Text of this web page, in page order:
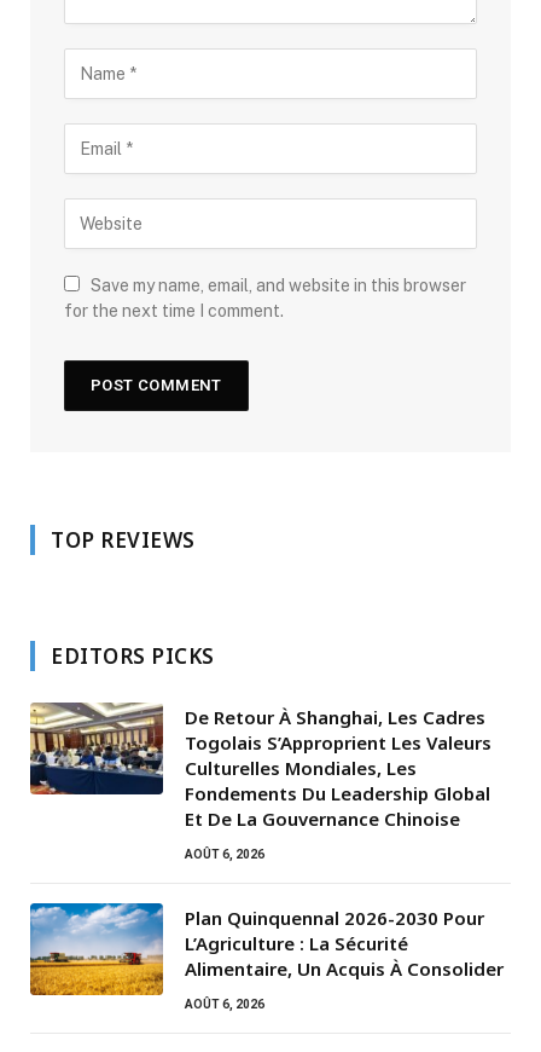
Save my name, email, and website in this browser
for the next time I comment.
TOP REVIEWS
EDITORS PICKS
De Retour À Shanghai, Les Cadres
Togolais S’Approprient Les Valeurs
Culturelles Mondiales, Les
Fondements Du Leadership Global
Et De La Gouvernance Chinoise
AOÛT 6, 2026
Plan Quinquennal 2026-2030 Pour
L’Agriculture : La Sécurité
Alimentaire, Un Acquis À Consolider
AOÛT 6, 2026